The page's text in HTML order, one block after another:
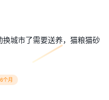
城市了需要送养，猫粮猫砂
个月